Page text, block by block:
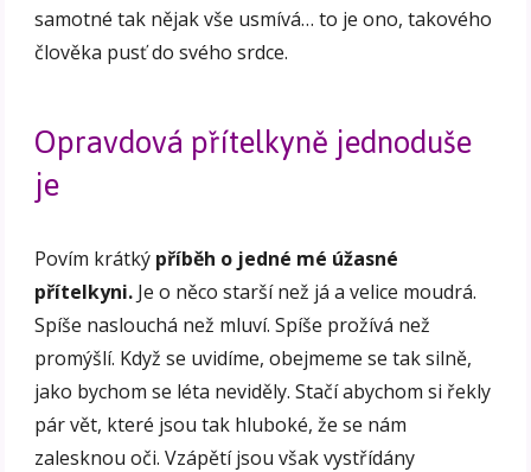
samotné tak nějak vše usmívá… to je ono, takového
člověka pusť do svého srdce.
Opravdová přítelkyně jednoduše
je
Povím krátký příběh o jedné mé úžasné
přítelkyni. Je o něco starší než já a velice moudrá.
Spíše naslouchá než mluví. Spíše prožívá než
promýšlí. Když se uvidíme, obejmeme se tak silně,
jako bychom se léta neviděly. Stačí abychom si řekly
pár vět, které jsou tak hluboké, že se nám
zalesknou oči. Vzápětí jsou však vystřídány